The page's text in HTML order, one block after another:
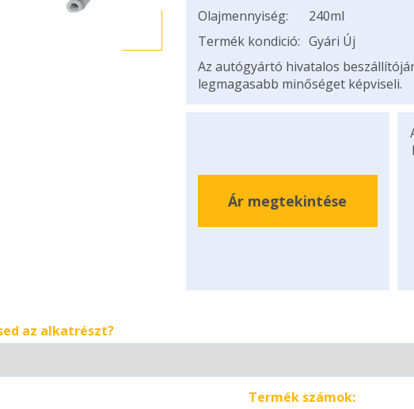
Olajmennyiség:
240ml
Termék kondició: Gyári Új
Az autógyártó hivatalos
legmagasabb minőséget képviseli.
Ár megtekintése
az alkatrészt?
Termék számok: